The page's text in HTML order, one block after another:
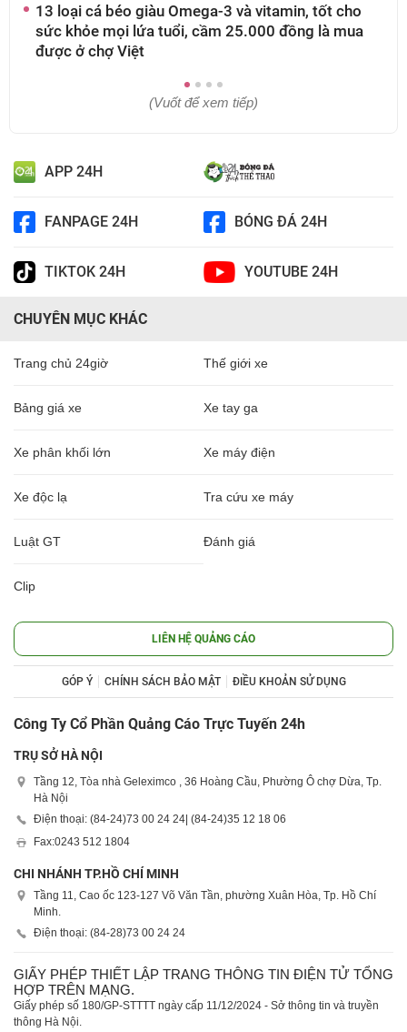
13 loại cá béo giàu Omega-3 và vitamin, tốt cho
sức khỏe mọi lứa tuổi, cầm 25.000 đồng là mua
được ở chợ Việt
(Vuốt để xem tiếp)
APP 24H
FANPAGE 24H BÓNG ĐÁ 24H
TIKTOK 24H YOUTUBE 24H
CHUYÊN MỤC KHÁC
Trang chủ 24giờ Thế giới xe
Bảng giá xe Xe tay ga
Xe phân khối lớn Xe máy điện
Xe độc lạ Tra cứu xe máy
Luật GT Đánh giá
Clip
LIÊN HỆ QUẢNG CÁO
GÓP Ý CHÍNH SÁCH BẢO MẬT ĐIỀU KHOẢN SỬ DỤNG
Công Ty Cổ Phần Quảng Cáo Trực Tuyến 24h
TRỤ SỞ HÀ NỘI
Tầng 12, Tòa nhà Geleximco , 36 Hoàng Cầu, Phường Ô chợ Dừa, Tp.
Hà Nội
Điện thoại: (84-24)73 00 24 24| (84-24)35 12 18 06
Fax:0243 512 1804
CHI NHÁNH TP.HỒ CHÍ MINH
Tầng 11, Cao ốc 123-127 Võ Văn Tần, phường Xuân Hòa, Tp. Hồ Chí
Minh.
Điện thoại: (84-28)73 00 24 24
GIẤY PHÉP THIẾT LẬP TRANG THÔNG TIN ĐIỆN TỬ TỔNG
HỢP TRÊN MẠNG.
Giấy phép số 180/GP-STTTT ngày cấp 11/12/2024 - Sở thông tin và truyền
thông Hà Nội.